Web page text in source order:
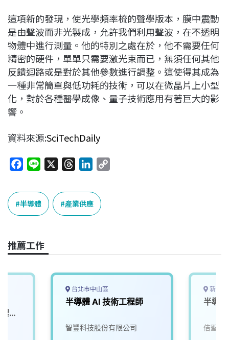
這項新的發現，使光學頻率梳的聲學版本，膜中震動
是由聲波而非光製成，允許我們利用聲波，在不透明
物體中進行測量。他的特別之處在於，他不需要任何
精密的硬件，單單只需要激光束而已，無須任何其他
反饋迴路或是對於其他參數進行調整。這使得其成為
一種非常簡單與低功耗的技術，可以在微晶片上小型
化，對於各種醫學成像、量子技術應用有著巨大的影
響。
資料來源:SciTechDaily
c
e
b
o
k
n
e
r
e
a
n
k
e
n
k
半導體 產業供應
推薦工作
工
台北市中山區
半導體 AI 技術工程師
智豐科技股份有限公司
新竹
半導
佶聖科